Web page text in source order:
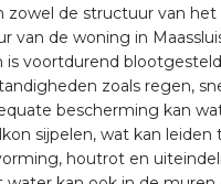
zowel de structuur van het
van de woning in
is voortdurend
zoals regen,
bescherming kan
sijpelen, wat kan leiden
houtrot en